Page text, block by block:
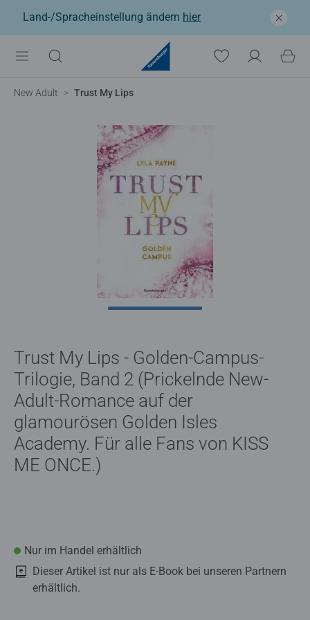
Land-/Spracheinstellung ändern hier
New Adult Trust My Lips
Trust My Lips - Golden-Campus-
Trilogie, Band 2 (Prickelnde New-
Adult-Romance auf der
glamourösen Golden Isles
Academy. Für alle Fans von KISS
ME ONCE.)
Nur im Handel erhältlich
Dieser Artikel ist nur als E-Book bei unseren Partnern
erhältlich.